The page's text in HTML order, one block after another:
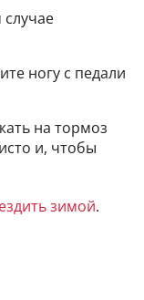
ногу с педали
на тормоз
и, чтобы
зимой.